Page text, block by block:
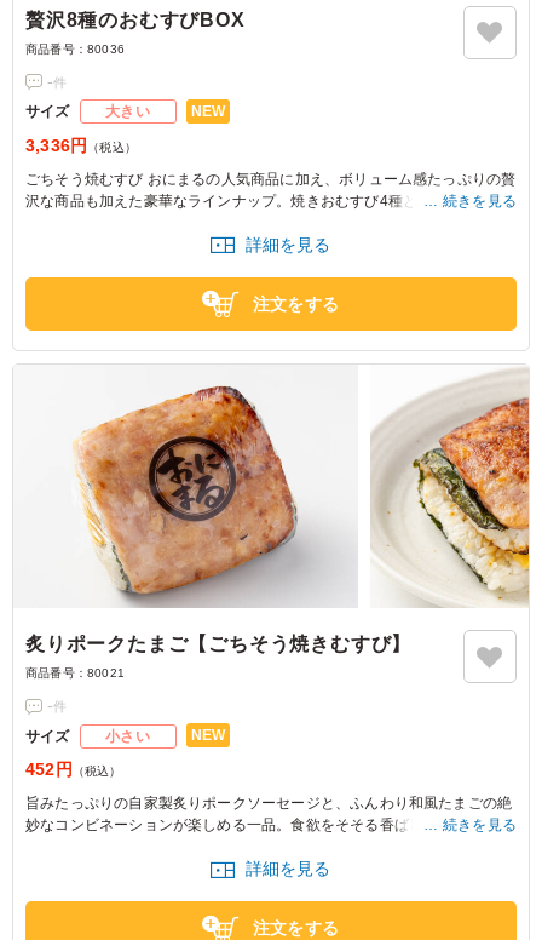
贅沢8種のおむすびBOX
商品番号： 80036
-件
サイズ 大きい NEW
3,336円 （税込）
ごちそう焼むすび おにまるの人気商品に加え、ボリューム感たっぷりの贅
沢な商品も加えた豪華なラインナップ。焼きおむすび4種と定番おにぎり4
続きを見る
詳細を見る
注文をする
炙りポークたまご【ごちそう焼きむすび】
商品番号： 80021
-件
サイズ 小さい NEW
452円 （税込）
旨みたっぷりの自家製炙りポークソーセージと、ふんわり和風たまごの絶
妙なコンビネーションが楽しめる一品。食欲をそそる香ばしさが魅力で、
してはお問い合わせください。
続きを見る
詳細を見る
注文をする